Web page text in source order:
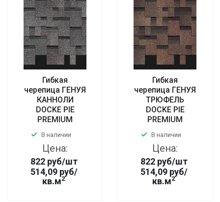
Гибкая
черепица ГЕНУЯ
КАННОЛИ
DOCKE PIE
PREMIUM
В наличии
Цена:
822 руб/шт
514,09 руб/
кв.м2
Гибкая
черепица ГЕНУЯ
ТРЮФЕЛЬ
DOCKE PIE
PREMIUM
В наличии
Цена:
822 руб/шт
514,09 руб/
кв.м2